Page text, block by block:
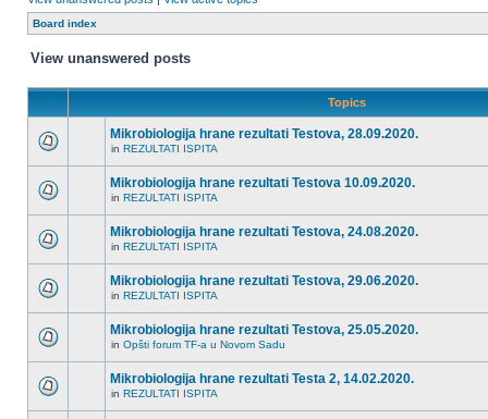
Board index
View unanswered posts
Topics
Mikrobiologija hrane rezultati Testova, 28.09.2020.
in REZULTATI ISPITA
Mikrobiologija hrane rezultati Testova 10.09.2020.
in REZULTATI ISPITA
Mikrobiologija hrane rezultati Testova, 24.08.2020.
in REZULTATI ISPITA
Mikrobiologija hrane rezultati Testova, 29.06.2020.
in REZULTATI ISPITA
Mikrobiologija hrane rezultati Testova, 25.05.2020.
in Opšti forum TF-a u Novom Sadu
Mikrobiologija hrane rezultati Testa 2, 14.02.2020.
in REZULTATI ISPITA